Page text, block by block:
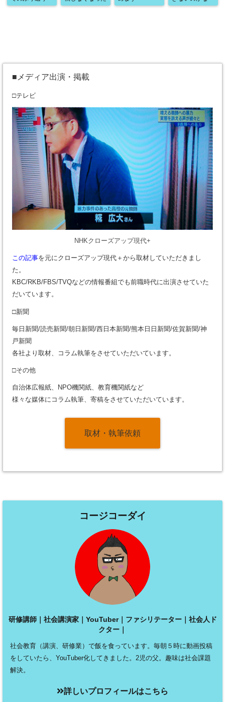
■メディア出演・掲載
□テレビ
NHKクローズアップ現代+
この記事を元にクローズアップ現代＋から取材していただきまし
た。
KBC/RKB/FBS/TVQなどの情報番組でも前職時代に出演させていた
だいています。
□新聞
毎日新聞/読売新聞/朝日新聞/西日本新聞/熊本日日新聞/佐賀新聞/神
戸新聞
各社より取材、コラム執筆をさせていただいています。
□その他
自治体広報紙、NPO機関紙、教育機関紙など
様々な媒体にコラム執筆、寄稿をさせていただいています。
取材・執筆依頼
コージコーダイ
研修講師｜社会講演家｜YouTuber｜ファシリテーター｜社会人ド
クター｜
社会教育（講演、研修業）で飯を食っています。毎朝５時に動画投稿
をしていたら、YouTuber化してきました。2児の父。趣味は社会課題
解決。
詳しいプロフィールはこちら